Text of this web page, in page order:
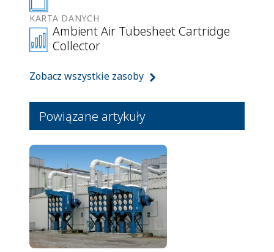
KARTA DANYCH
Ambient Air Tubesheet Cartridge
Collector
Zobacz wszystkie zasoby
Powiązane artykuły